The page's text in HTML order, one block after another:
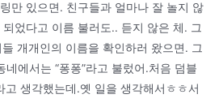
만 있으면. 친구들과 얼마나 잘 놀지 않
었다고 이름 불러도.. 듣지 않은 체. 그
개개인의 이름을 확인하러 왔으면. 그
에서는 “퐁퐁”라고 불렀어.처음 덤블
고 생각했는데.옛 일을 생각해서ㅎㅎ서